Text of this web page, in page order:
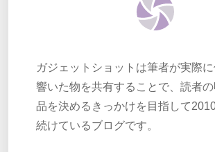
ガジェットショットは筆者が実際
響いた物を共有することで、読者
品を決めるきっかけを目指して
続けているブログです。